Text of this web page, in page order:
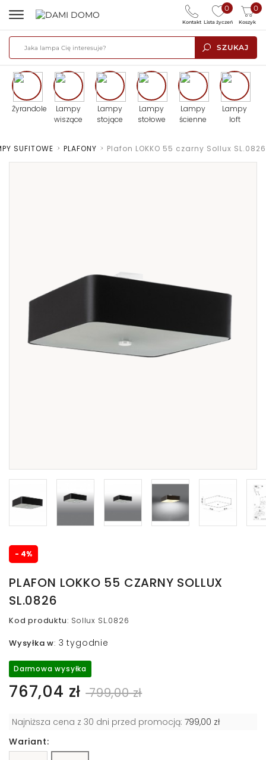
SZUKAJ
0
Lista życzeń
0
Koszyk
Kontakt
Żyrandole
Lampy
wiszące
Lampy
stojące
Lampy
stołowe
Lampy
ścienne
Lampy
loft
SUFITOWE > PLAFONY > Plafon LOKKO 55 czarny Sollux SL.0826
- 4%
PLAFON LOKKO 55 CZARNY SOLLUX
SL.0826
Kod produktu: Sollux SL.0826
Wysyłka w: 3 tygodnie
Darmowa wysyłka
767,04 zł 799,00 zł
Najniższa cena z 30 dni przed promocją: 799,00 zł
Wariant: